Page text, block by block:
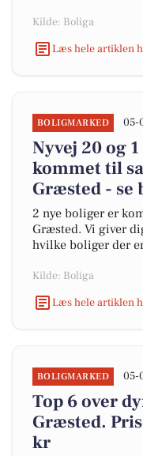
Kilde: Boliga
Læs hele artiklen
BOLIGMARKED 05-
Nyvej 20 og
kommet til
Græsted - se
2 nye boliger er
Græsted. Vi giver
hvilke boliger der
Kilde: Boliga
Læs hele artiklen
BOLIGMARKED 05-
Top 6 over
Græsted.
kr